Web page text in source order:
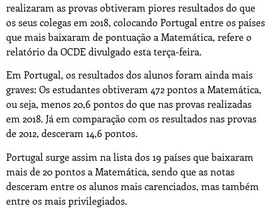
realizaram as provas obtiveram piores resultados do que
os seus colegas em 2018, colocando Portugal entre os países
que mais baixaram de pontuação a Matemática, refere o
relatório da OCDE divulgado esta terça-feira.
Em Portugal, os resultados dos alunos foram ainda mais
graves: Os estudantes obtiveram 472 pontos a Matemática,
ou seja, menos 20,6 pontos do que nas provas realizadas
em 2018. Já em comparação com os resultados nas provas
de 2012, desceram 14,6 pontos.
Portugal surge assim na lista dos 19 países que baixaram
mais de 20 pontos a Matemática, sendo que as notas
desceram entre os alunos mais carenciados, mas também
entre os mais privilegiados.